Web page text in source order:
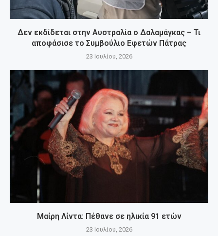
Δεν εκδίδεται στην Αυστραλία ο Δαλαμάγκας – Τι
αποφάσισε το Συμβούλιο Εφετών Πάτρας
23 Ιουλίου, 2026
Μαίρη Λίντα: Πέθανε σε ηλικία 91 ετών
23 Ιουλίου, 2026